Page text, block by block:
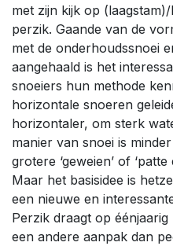
met zijn kijk op
perzik. Gaande van de
met de onderhoudssnoei
aangehaald is het
snoeiers hun methode
horizontale snoeren
horizontaler, om sterk
manier van snoei is
grotere ‘geweien’ of
Maar het basisidee is
een nieuwe en
Perzik draagt op
een andere aanpak dan